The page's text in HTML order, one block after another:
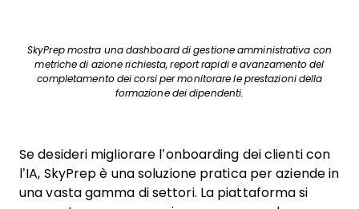
SkyPrep mostra una dashboard di gestione amministrativa con
metriche di azione richiesta, report rapidi e avanzamento del
completamento dei corsi per monitorare le prestazioni della
formazione dei dipendenti.
Se desideri migliorare l’onboarding dei clienti con
l’IA, SkyPrep è una soluzione pratica per aziende in
una vasta gamma di settori. La piattaforma si